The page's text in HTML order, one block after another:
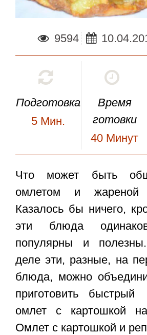
9594
Подготовка
5 Мин.
Время
готовки
40 Минут
Что может быть
омлетом и жареной
Казалось бы ничего,
эти блюда
популярны и
деле эти, разные, на
блюда, можно
приготовить
омлет с картошкой
Омлет с картошкой и